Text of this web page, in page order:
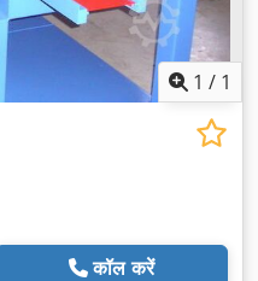
1 / 1
कॉल करें